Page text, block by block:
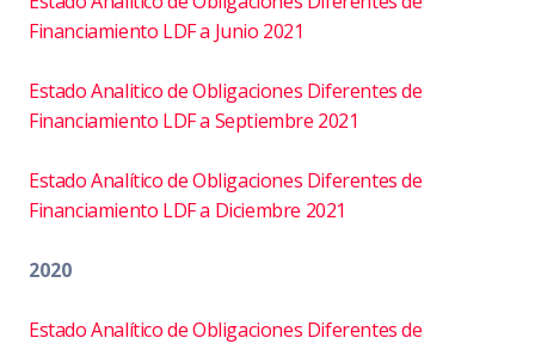
Financiamiento LDF a Junio 2021
Estado Analitico de Obligaciones Diferentes de
Financiamiento LDF a Septiembre 2021
Estado Analítico de Obligaciones Diferentes de
Financiamiento LDF a Diciembre 2021
2020
Estado Analítico de Obligaciones Diferentes de